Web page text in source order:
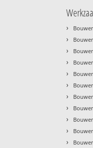
›
›
›
›
›
›
›
›
›
›
›